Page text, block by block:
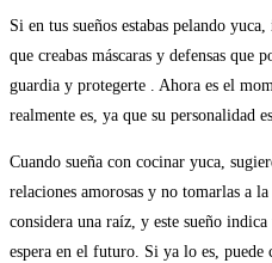
Si en tus sueños estabas pelando
que creabas máscaras y defensas que
guardia y protegerte . Ahora es el
realmente es, ya que su personalidad
Cuando sueña con cocinar yuca,
relaciones amorosas y no tomarlas a
considera una raíz, y este sueño
espera en el futuro. Si ya lo es, puede